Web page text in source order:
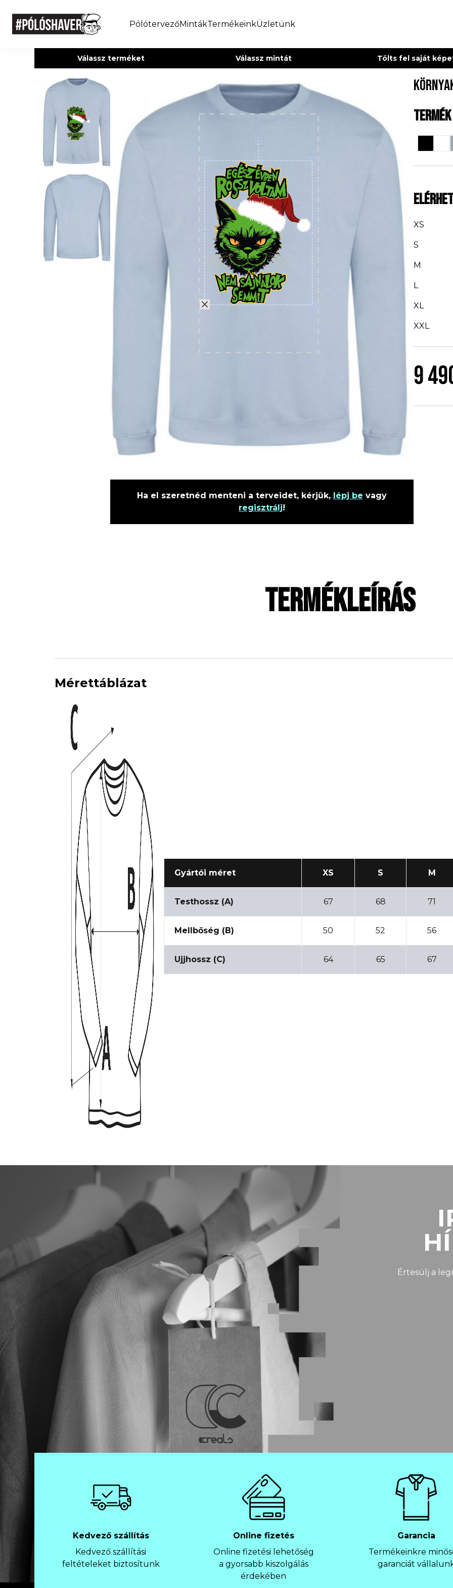
PólótervezőMintákTermékeinkÜzletünk
Válassz terméket Válassz mintát Tölts fel saját
Ha el szeretnéd menteni a terveidet, kérjük, lépj be vagy
regisztrálj!
XS
S
M
L
XL
XXL
9
TERMÉKLEÍRÁS
Mérettáblázat
Gyártói méret XS S M
Testhossz (A) 67 68 71
Mellbőség (B) 50 52 56
Ujjhossz (C) 64 65 67
Értesülj a
Kedvező szállítás
Kedvező szállítási
feltételeket biztosítunk
Online fizetés
Online fizetési lehetőség
a gyorsabb kiszolgálás
érdekében
Garancia
Termékeinkre
garanciát